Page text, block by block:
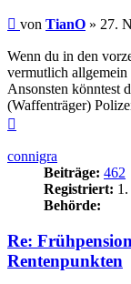
Beitrag
von TianO » 27.
Wenn du in den
vermutlich
Ansonsten könntest
(Waffenträger)
connigra
Beiträge: 462
Registriert:
Behörde:
Re:
Rentenpunkten